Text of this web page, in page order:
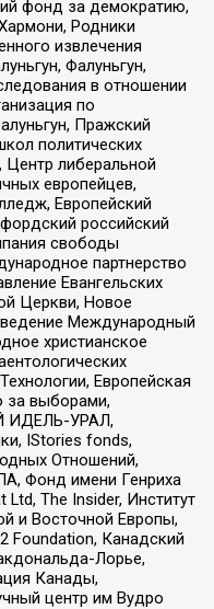
фонд за демократию,
Родники
извлечения
Фалуньгун,
в отношении
по
Пражский
политических
Центр либеральной
европейцев,
Европейский
российский
свободы
партнерство
Евангельских
Церкви, Новое
Международный
христианское
Европейская
за выборами,
ИДЕЛЬ-УРАЛ,
IStories fonds,
Отношений,
Фонд имени Генриха
Ltd, The Insider, Институт
и Восточной Европы,
Foundation, Канадский
Лорье,
Канады,
центр им Вудро